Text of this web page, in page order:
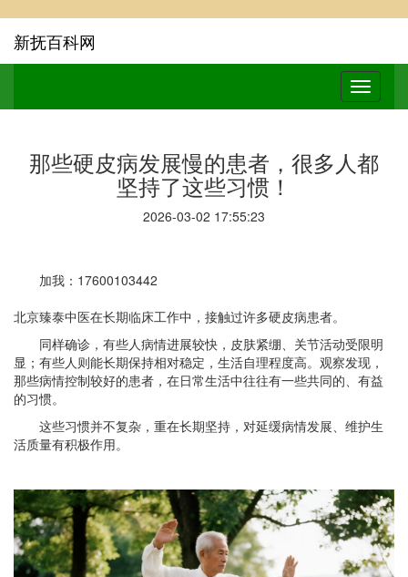
新抚百科网
那些硬皮病发展慢的患者，很多人都
坚持了这些习惯！
2026-03-02 17:55:23
加我：17600103442
北京臻泰中医在长期临床工作中，接触过许多硬皮病患者。
同样确诊，有些人病情进展较快，皮肤紧绷、关节活动受限明
显；有些人则能长期保持相对稳定，生活自理程度高。观察发现，
那些病情控制较好的患者，在日常生活中往往有一些共同的、有益
的习惯。
这些习惯并不复杂，重在长期坚持，对延缓病情发展、维护生
活质量有积极作用。